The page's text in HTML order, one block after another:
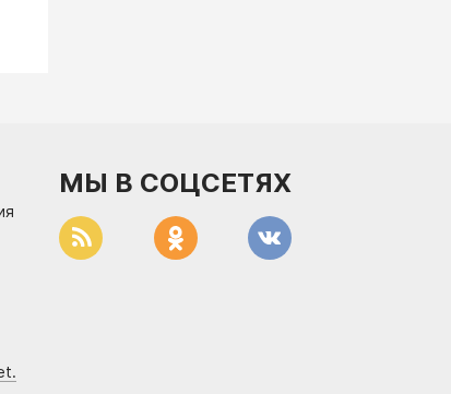
МЫ В СОЦСЕТЯХ